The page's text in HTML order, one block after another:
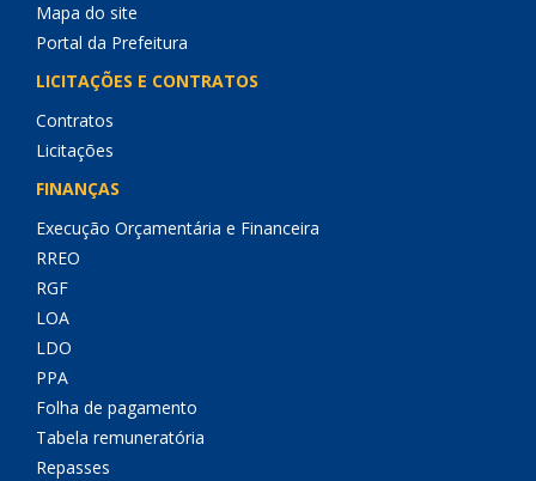
Mapa do site
Portal da Prefeitura
LICITAÇÕES E CONTRATOS
Contratos
Licitações
FINANÇAS
Execução Orçamentária e Financeira
RREO
RGF
LOA
LDO
PPA
Folha de pagamento
Tabela remuneratória
Repasses